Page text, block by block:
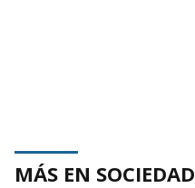
MÁS EN SOCIEDAD